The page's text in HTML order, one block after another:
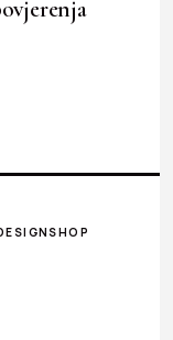
SHOP